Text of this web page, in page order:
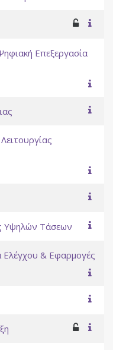
Επεξεργασία
Υψηλών Τάσεων
& Εφαρμογές